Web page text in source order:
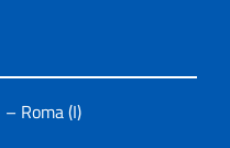
Roma (I)